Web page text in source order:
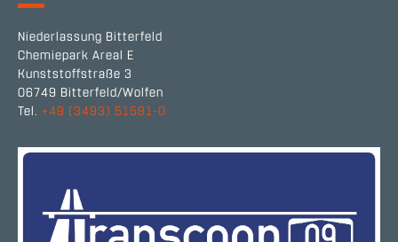
Niederlassung Bitterfeld
Chemiepark Areal E
Kunststoffstraße 3
06749 Bitterfeld/Wolfen
Tel. +49 (3493) 51581-0